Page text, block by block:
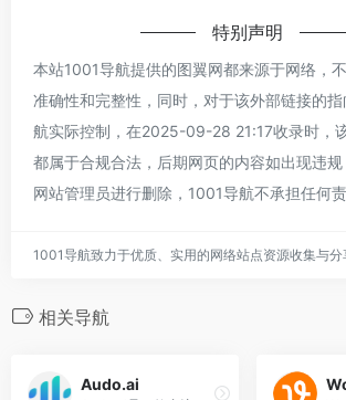
特别声明
本站1001导航提供的图翼网都来源于网络，
准确性和完整性，同时，对于该外部链接的
航实际控制，在2025-09-28 21:17收录时，
都属于合规合法，后期网页的内容如出现违
网站管理员进行删除，1001导航不承担任何责
1001导航致力于优质、实用的网络站点资源收集与分
相关导航
‌Audo.ai‌